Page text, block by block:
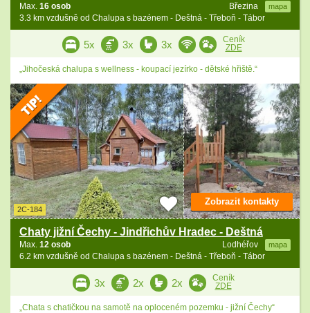
Březina mapa
Max. 16 osob
3.3 km vzdušně od Chalupa s bazénem - Deštná - Třeboň - Tábor
5x 3x 3x
Ceník
ZDE
„Jihočeská chalupa s wellness - koupací jezírko - dětské hřiště.“
2C-184
Chaty jižní Čechy - Jindřichův Hradec - Deštná
Lodhéřov mapa
Max. 12 osob
6.2 km vzdušně od Chalupa s bazénem - Deštná - Třeboň - Tábor
Zobrazit kontakty
3x 2x 2x
Ceník
ZDE
„Chata s chatičkou na samotě na oploceném pozemku - jižní Čechy“